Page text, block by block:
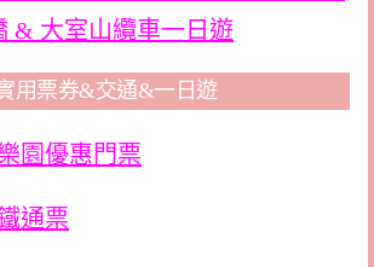
& 大室山纜車一日遊
用票券&交通&一日遊
園優惠門票
通票